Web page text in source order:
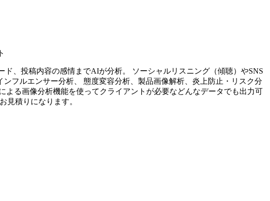
ド、投稿内容の感情までAIが分析。 ソーシャルリスニング（傾聴）やSNS
フルエンサー分析、 態度変容分析、製品画像解析、炎上防止・リスク分
る画像分析機能を使ってクライアントが必要などんなデータでも出力可
見積りになります。